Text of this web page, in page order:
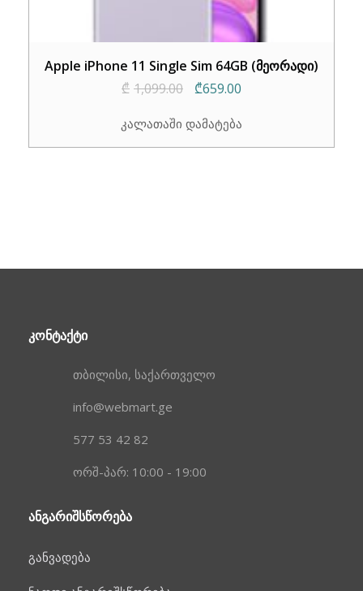
Apple iPhone 11 Single Sim 64GB (მეორადი)
₾ 1,099.00
Original
was:
₾659.00
is:
კალათაში დამატება
ᲙᲝᲜᲢᲐᲥᲢᲘ
თბილისი, საქართველო
info@webmart.ge
577 53 42 82
ორშ-პარ: 10:00 - 19:00
ᲐᲜᲒᲐᲠᲘᲨᲡᲬᲝᲠᲔᲑᲐ
განვადება